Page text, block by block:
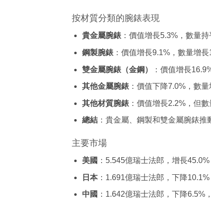
按材質分類的腕錶表現
貴金屬腕錶：價值增長5.3%，數量持
鋼製腕錶：價值增長9.1%，數量增長
雙金屬腕錶（金鋼） ：價值增長
其他金屬腕錶：價值下降7.0%，數量
其他材質腕錶：價值增長2.2%，但數
總結：貴金屬、鋼製和雙金屬腕錶推
主要市場
美國 ：5.545億瑞士法郎，增長
日本：1.691億瑞士法郎，下降10.1%
中國 ：1.642億瑞士法郎，下降6.5%